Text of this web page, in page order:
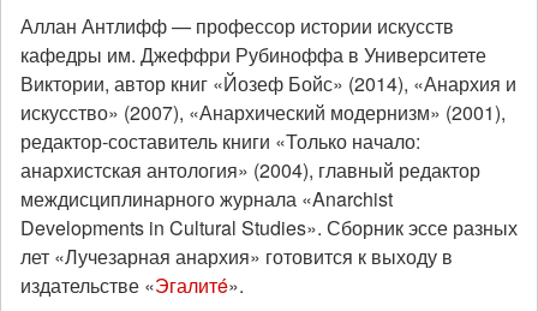
Аллан Антлифф — профессор истории искусств
кафедры им. Джеффри Рубиноффа в Университете
Виктории, автор книг «Йозеф Бойс» (2014), «Анархия и
искусство» (2007), «Анархический модернизм» (2001),
редактор-составитель книги «Только начало:
анархистская антология» (2004), главный редактор
междисциплинарного журнала «Anarchist
Developments in Cultural Studies». Сборник эссе разных
лет «Лучезарная анархия» готовится к выходу в
издательстве «Эгалитé».